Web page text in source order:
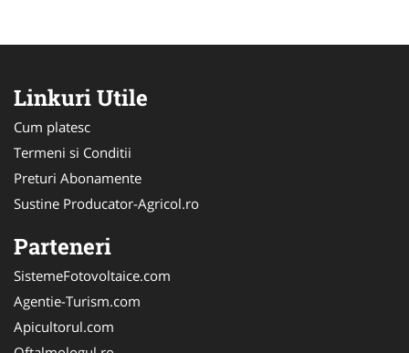
Linkuri Utile
Cum platesc
Termeni si Conditii
Preturi Abonamente
Sustine Producator-Agricol.ro
Parteneri
SistemeFotovoltaice.com
Agentie-Turism.com
Apicultorul.com